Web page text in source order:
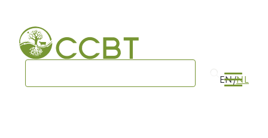
main
navigation
EN NL